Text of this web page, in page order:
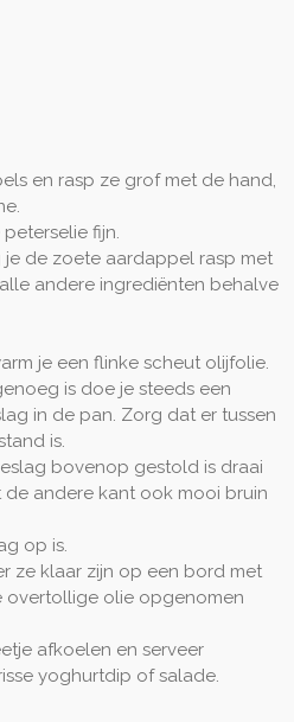
en rasp ze grof met de hand,
fijn.
je de zoete aardappel rasp met
andere ingrediënten behalve
je een flinke scheut olijfolie.
is doe je steeds een
in de pan. Zorg dat er tussen
is.
bovenop gestold is draai
andere kant ook mooi bruin
op is.
ze klaar zijn op een bord met
overtollige olie opgenomen
afkoelen en serveer
yoghurtdip of salade.